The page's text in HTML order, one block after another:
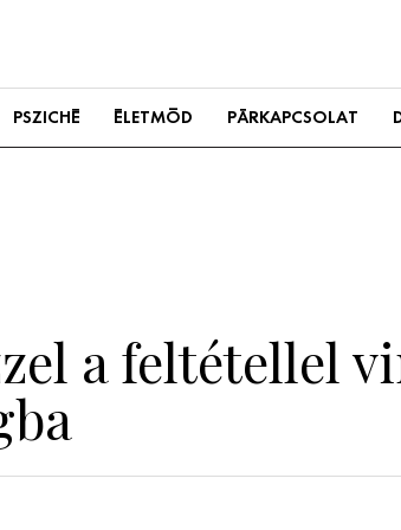
PSZICHÉ ÉLETMÓD PÁRKAPCSOLAT
a feltétellel